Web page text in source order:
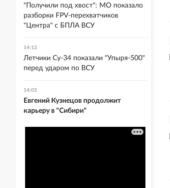
"Получили под хвост": МО показало
разборки FPV-перехватчиков
"Центра" с БПЛА ВСУ
14:12
Летчики Су-34 показали "Упыря-500"
перед ударом по ВСУ
14:05
Евгений Кузнецов продолжит
карьеру в "Сибири"